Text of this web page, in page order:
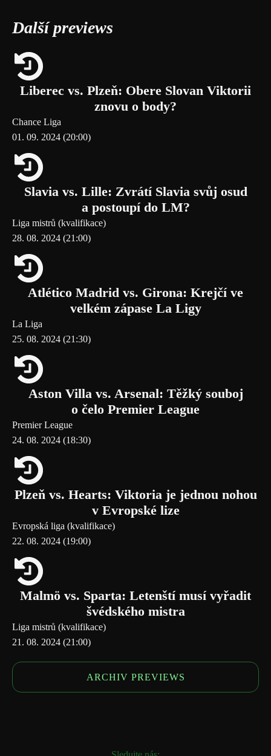
Další previews
Liberec vs. Plzeň: Obere Slovan Viktorii
znovu o body?
Chance Liga
01. 09. 2024 (20:00)
Slavia vs. Lille: Zvrátí Slavia svůj osud
a postoupí do LM?
Liga mistrů (kvalifikace)
28. 08. 2024 (21:00)
Atlético Madrid vs. Girona: Krejčí ve
velkém zápase La Ligy
La Liga
25. 08. 2024 (21:30)
Aston Villa vs. Arsenal: Těžký souboj
o čelo Premier League
Premier League
24. 08. 2024 (18:30)
Plzeň vs. Hearts: Viktoria je jednou nohou
v Evropské lize
Evropská liga (kvalifikace)
22. 08. 2024 (19:00)
Malmö vs. Sparta: Letenští musí vyřadit
švédského mistra
Liga mistrů (kvalifikace)
21. 08. 2024 (21:00)
ARCHIV PREVIEWS